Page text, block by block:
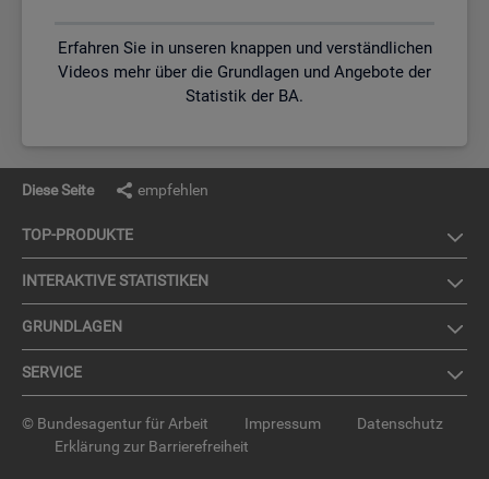
Erfahren Sie in unseren knappen und verständlichen
Videos mehr über die Grundlagen und Angebote der
Statistik der BA.
Diese Seite empfehlen
TOP-PRO­DUK­TE
IN­TER­AK­TI­VE STA­TIS­TI­KEN
GRUND­LA­GEN
SER­VICE
© Bundesagentur für Arbeit Impressum
Datenschutz
Erklärung zur Barrierefreiheit